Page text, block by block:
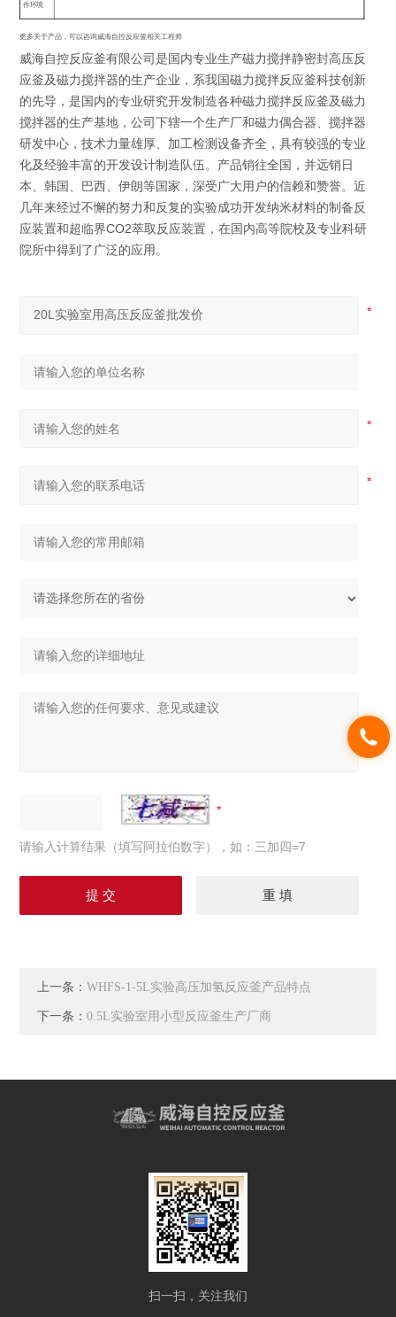
作环境
更多关于产品，可以咨询威海自控反应釜相关工程师
威海自控反应釜有限公司是国内专业生产磁力搅拌静密封高压反
应釜及磁力搅拌器的生产企业，系我国磁力搅拌反应釜科技创新
的先导，是国内的专业研究开发制造各种磁力搅拌反应釜及磁力
搅拌器的生产基地，公司下辖一个生产厂和磁力偶合器、搅拌器
研发中心，技术力量雄厚、加工检测设备齐全，具有较强的专业
化及经验丰富的开发设计制造队伍。产品销往全国，并远销日
本、韩国、巴西、伊朗等国家，深受广大用户的信赖和赞誉。近
几年来经过不懈的努力和反复的实验成功开发纳米材料的制备反
应装置和超临界CO2萃取反应装置，在国内高等院校及专业科研
院所中得到了广泛的应用。
请输入计算结果（填写阿拉伯数字），如：三加四=7
上一条：WHFS-1-5L实验高压加氢反应釜产品特点
下一条：0.5L实验室用小型反应釜生产厂商
扫一扫，关注我们